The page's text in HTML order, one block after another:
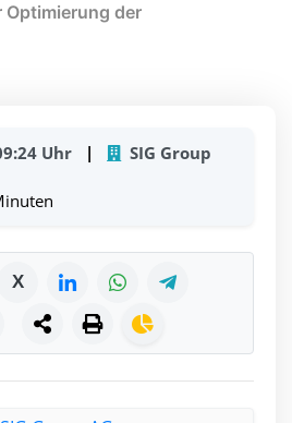
Optimierung der
Uhr |
SIG Group
X